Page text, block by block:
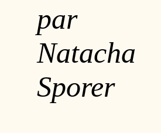
par
Natacha
Sporer